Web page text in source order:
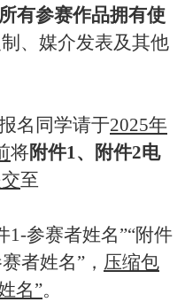
有参赛作品拥有使
、媒介发表及其他
名同学请于2025年
将附件1、附件2电
至
1-参赛者姓名”“附件
者姓名”， 压缩包
名”。